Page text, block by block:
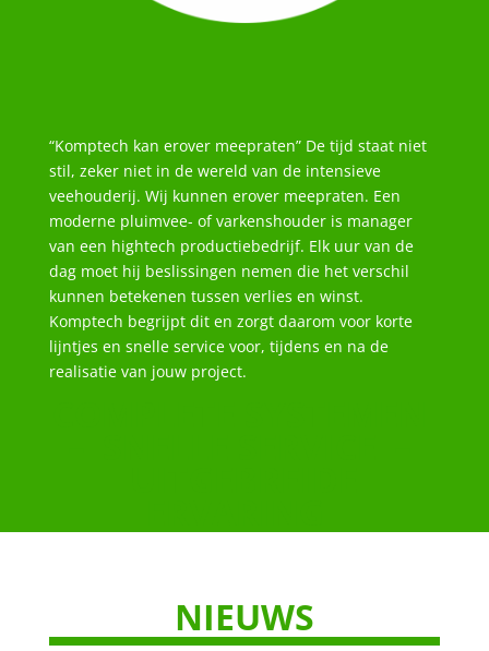
“Komptech kan erover meepraten” De tijd staat niet
stil, zeker niet in de wereld van de intensieve
veehouderij. Wij kunnen erover meepraten. Een
moderne pluimvee- of varkenshouder is manager
van een hightech productiebedrijf. Elk uur van de
dag moet hij beslissingen nemen die het verschil
kunnen betekenen tussen verlies en winst.
Komptech begrijpt dit en zorgt daarom voor korte
lijntjes en snelle service voor, tijdens en na de
realisatie van jouw project.
NIEUWS